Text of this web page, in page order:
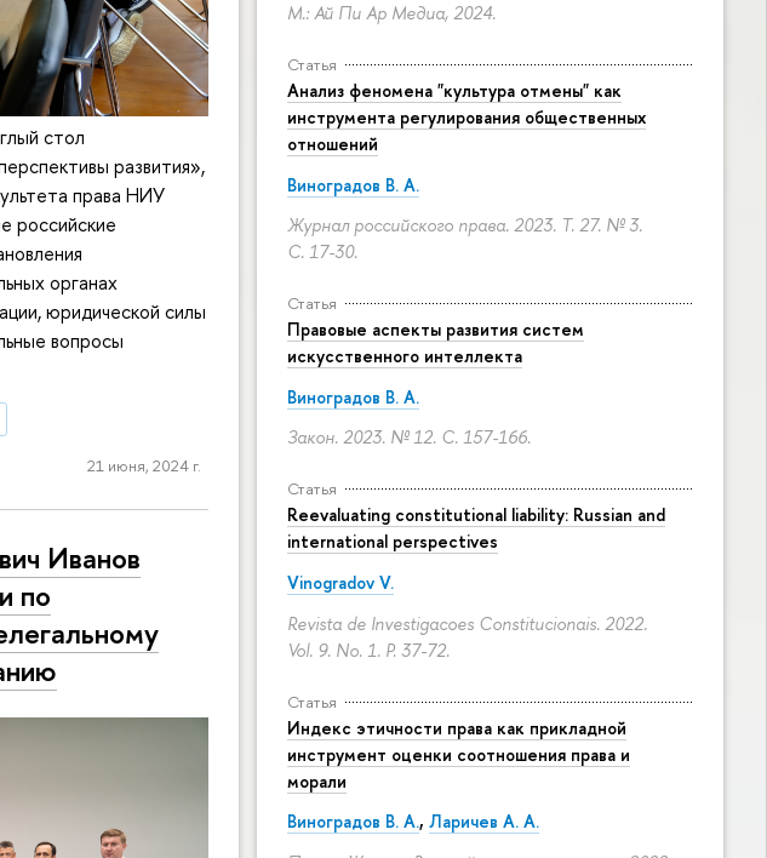
М.: Ай Пи Ар Медиа, 2024.
Статья
Анализ феномена "культура отмены" как
инструмента регулирования общественных
отношений
Виноградов В. А.
Журнал российского права. 2023. Т. 27. № 3.
С. 17-30.
Статья
Правовые аспекты развития систем
искусственного интеллекта
Виноградов В. А.
Закон. 2023. № 12. С. 157-166.
Статья
Reevaluating constitutional liability: Russian and
international perspectives
Vinogradov V.
Revista de Investigacoes Constitucionais. 2022.
Vol. 9. No. 1. P. 37-72.
Статья
Индекс этичности права как прикладной
инструмент оценки соотношения права и
морали
Виноградов В. А., Ларичев А. А.
стол
развития»,
права НИУ
российские
органах
юридической силы
вопросы
21 июня, 2024 г.
Иванов
по